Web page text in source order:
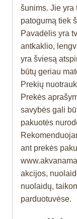
šunims. Jie yra
patogumą tiek
Pavadėlis yra
antkaklio,
yra šviesą
būtų geriau
Prekių
Prekės
savybės gali
pakuotės
ant prekės
akcijos,
nuolaidų,
parduotuvėse.